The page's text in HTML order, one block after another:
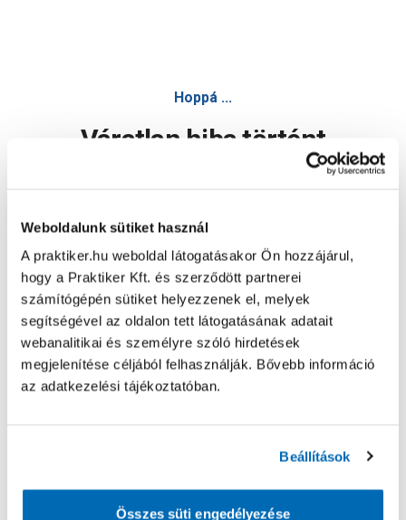
Weboldalunk sütiket használ
A praktiker.hu weboldal látogatásakor Ön hozzájárul,
hogy a Praktiker Kft. és szerződött partnerei
számítógépén sütiket helyezzenek el, melyek
segítségével az oldalon tett látogatásának adatait
webanalitikai és személyre szóló hirdetések
megjelenítése céljából felhasználják. Bővebb információ
az adatkezelési tájékoztatóban.
Beállítások
Összes süti engedélyezése
Hoppá ...
Váratlan hiba történt
Oldal újratöltése